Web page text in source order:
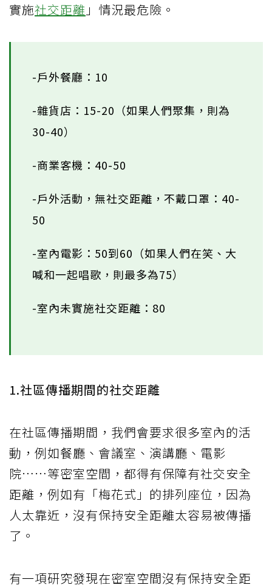
實施社交距離 」情況最危險。
-戶外餐廳：10
-雜貨店：15-20（如果人們聚集，則為
30-40）
-商業客機：40-50
-戶外活動，無社交距離，不戴口罩：40-
50
-室內電影：50到60（如果人們在笑、大
喊和一起唱歌，則最多為75）
-室內未實施社交距離：80
1.社區傳播期間的社交距離
在社區傳播期間，我們會要求很多室內的活
動，例如餐廳、會議室、演講廳、電影
院……等密室空間，都得有保障有社交安全
距離，例如有「梅花式」的排列座位，因為
人太靠近，沒有保持安全距離太容易被傳播
了。
有一項研究發現在密室空間沒有保持安全距